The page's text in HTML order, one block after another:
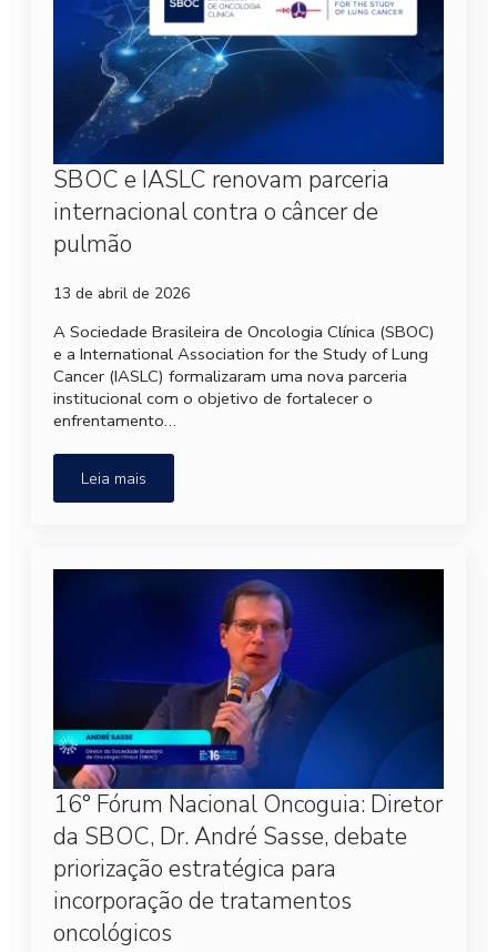
SBOC e IASLC renovam parceria
internacional contra o câncer de
pulmão
13 de abril de 2026
A Sociedade Brasileira de Oncologia Clínica (SBOC)
e a International Association for the Study of Lung
Cancer (IASLC) formalizaram uma nova parceria
institucional com o objetivo de fortalecer o
enfrentamento…
Leia mais
16° Fórum Nacional Oncoguia: Diretor
da SBOC, Dr. André Sasse, debate
priorização estratégica para
incorporação de tratamentos
oncológicos